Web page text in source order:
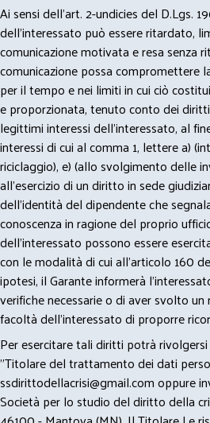
Ai sensi dell’art. 2-undicies del D.Lgs.
dell’interessato può essere ritardato,
comunicazione motivata e resa senza
comunicazione possa compromettere
per il tempo e nei limiti in cui ciò
e proporzionata, tenuto conto dei
legittimi interessi dell’interessato, al
interessi di cui al comma 1, lettere a)
riciclaggio), e) (allo svolgimento delle
all’esercizio di un diritto in sede
dell’identità del dipendente che
conoscenza in ragione del proprio
dell’interessato possono essere
con le modalità di cui all’articolo 160
ipotesi, il Garante informerà
verifiche necessarie o di aver svolto
facoltà dell’interessato di proporre
Per esercitare tali diritti potrà
"Titolare del trattamento dei dati
ssdirittodellacrisi@gmail.comoppure
Società per lo studio del diritto della